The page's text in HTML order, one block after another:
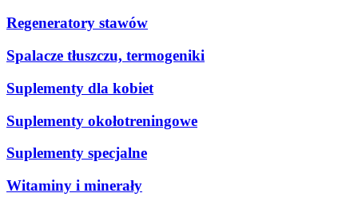
Regeneratory stawów
Spalacze tłuszczu, termogeniki
Suplementy dla kobiet
Suplementy okołotreningowe
Suplementy specjalne
Witaminy i minerały